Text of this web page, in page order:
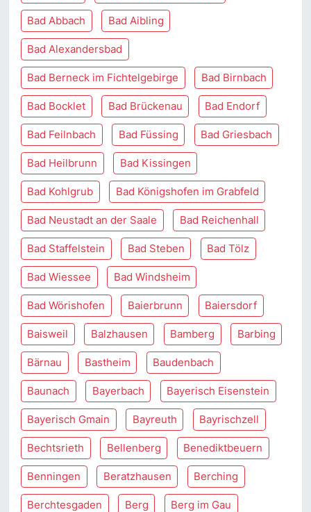
Bad Abbach Bad Aibling
Bad Alexandersbad
Bad Berneck im Fichtelgebirge Bad Birnbach
Bad Bocklet Bad Brückenau Bad Endorf
Bad Feilnbach Bad Füssing Bad Griesbach
Bad Heilbrunn Bad Kissingen
Bad Kohlgrub Bad Königshofen im Grabfeld
Bad Neustadt an der Saale Bad Reichenhall
Bad Staffelstein Bad Steben Bad Tölz
Bad Wiessee Bad Windsheim
Bad Wörishofen Baierbrunn Baiersdorf
Baisweil Balzhausen Bamberg Barbing
Bärnau Bastheim Baudenbach
Baunach Bayerbach Bayerisch Eisenstein
Bayerisch Gmain Bayreuth Bayrischzell
Bechtsrieth Bellenberg Benediktbeuern
Benningen Beratzhausen Berching
Berchtesgaden Berg Berg im Gau